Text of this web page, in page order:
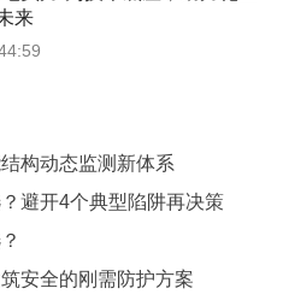
来
构动态监测新体系
避开4个典型陷阱再决策
安全的刚需防护方案